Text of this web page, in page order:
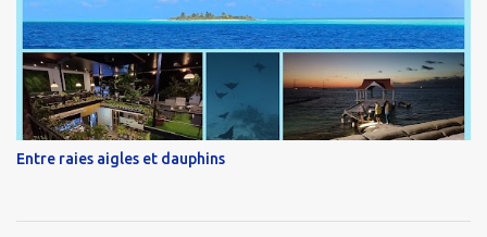
Entre raies aigles et dauphins